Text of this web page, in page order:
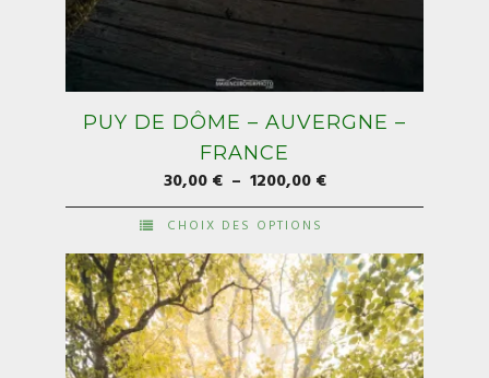
PUY DE DÔME – AUVERGNE –
FRANCE
30,00€ – 1200,00€Plage
de
30,00 €
à
1200,00 €
CHOIX DES OPTIONS
produit
a
plusieurs
variations.
Les